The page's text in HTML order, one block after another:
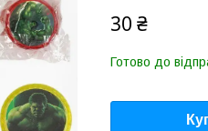
30 ₴
Готово до